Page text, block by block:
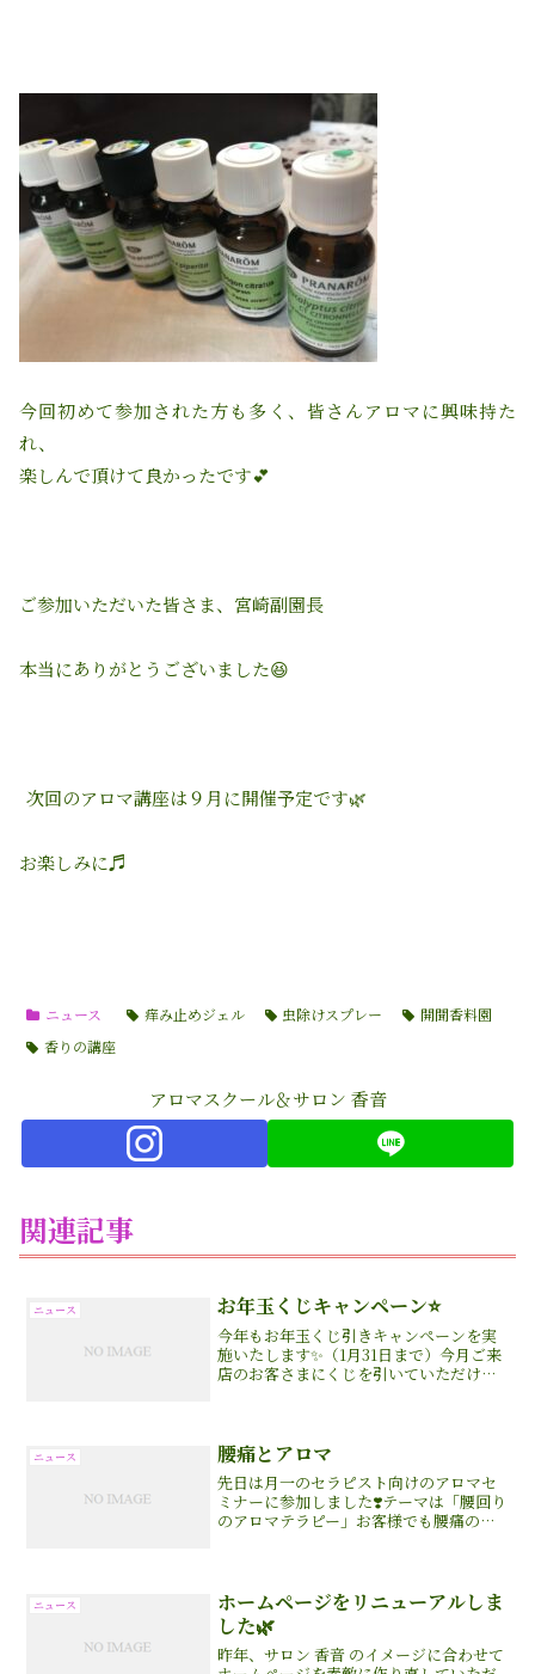
今回初めて参加された方も多く、皆さんアロマに興味持た
れ、
楽しんで頂けて良かったです💕
ご参加いただいた皆さま、宮崎副園長
本当にありがとうございました😆
次回のアロマ講座は９月に開催予定です🌿
お楽しみに♬
ニュース 痒み止めジェル 虫除けスプレー
開聞香料園
香りの講座
アロマスクール＆サロン 香音
関連記事
ニュース お年玉くじキャンペーン⭐️
今年もお年玉くじ引きキャンペーンを実
施いたします✨（1月31日まで）今月ご来
店のお客さまにくじを引いていただけま
な香り...
ニュース 腰痛とアロマ
先日は月一のセラピスト向けのアロマセ
ミナーに参加しました❣️テーマは「腰回り
のアロマテラピー」お客様でも腰痛の方
肩・背中の凝り・内蔵系...
ニュース
ホームページをリニューアルしま
した🌿
昨年、サロン 香音 のイメージに合わせて